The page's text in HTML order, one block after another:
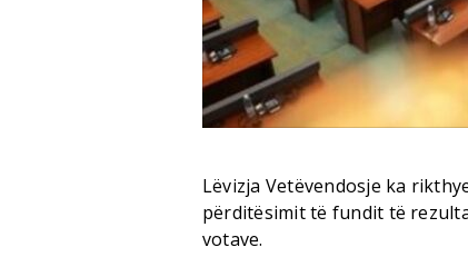
Lëvizja Vetëvendosje ka
përditësimit të fundit të
votave.